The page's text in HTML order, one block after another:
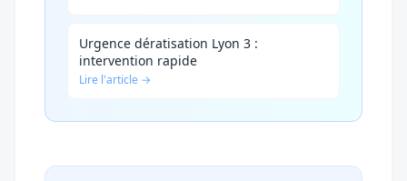
Urgence dératisation Lyon 3 :
intervention rapide
Lire l'article →